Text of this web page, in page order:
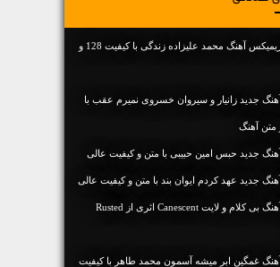
دانلود ریمیکس آهنگ محمد علیزاده زندگی با کیفیت 128 و
آهنگ جديد زانیار و سیروان خسروی نمیرم عقب با
آهنگ جديد حبس امین حبیبی با متن و کیفیت عالی
آهنگ جديد عهد کردم ایوان بند با متن و کیفیت عالی
دانلود آهنگ بی کلام و لایت Canescent اثری از Rusted
آهنگ غمگین ابر میشه آسمون محمد طاهر با کیفیت